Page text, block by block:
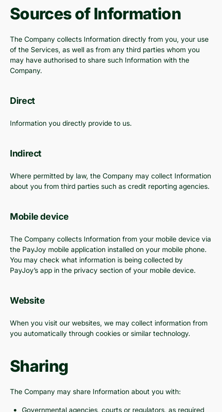
Sources of Information
The Company collects Information directly from you, your use
of the Services, as well as from any third parties whom you
may have authorised to share such Information with the
Company.
Direct
Information you directly provide to us.
Indirect
Where permitted by law, the Company may collect Information
about you from third parties such as credit reporting agencies.
Mobile device
The Company collects Information from your mobile device via
the PayJoy mobile application installed on your mobile phone.
You may check what information is being collected by
PayJoy’s app in the privacy section of your mobile device.
Website
When you visit our websites, we may collect information from
you automatically through cookies or similar technology.
Sharing
The Company may share Information about you with:
Governmental agencies, courts or regulators, as required